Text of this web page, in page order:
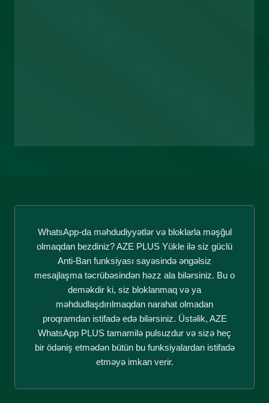
WhatsApp-da məhdudiyyətlər və bloklarla məşğul
olmaqdan bezdiniz? AZE PLUS Yükle ilə siz güclü
Anti-Ban funksiyası sayəsində əngəlsiz
mesajlaşma təcrübəsindən həzz ala bilərsiniz. Bu o
deməkdir ki, siz bloklanmaq və ya
məhdudlaşdırılmaqdan narahat olmadan
proqramdan istifadə edə bilərsiniz. Üstəlik, AZE
WhatsApp PLUS tamamilə pulsuzdur və sizə heç
bir ödəniş etmədən bütün bu funksiyalardan istifadə
etməyə imkan verir.